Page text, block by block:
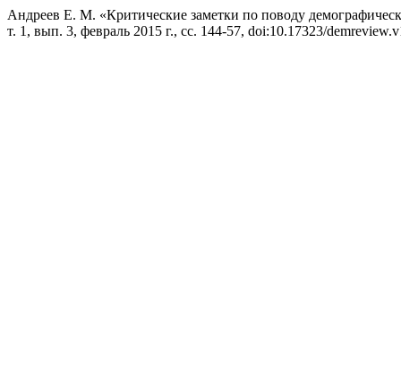
Андреев Е. М. «Критические заметки по поводу
т. 1, вып. 3, февраль 2015 г., сс. 144-57, doi:10.17323/